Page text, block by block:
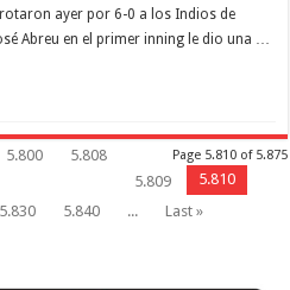
ayer por 6-0 a los Indios de
Abreu en el primer inning le dio una …
Page 5.810 of 5.875
5.800
5.808
5.809
5.810
5.830 5.840 ... Last »